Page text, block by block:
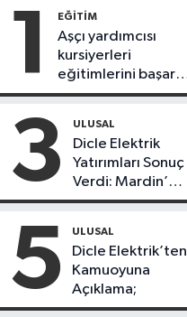
1 EĞİTİM
Aşçı yardımcısı
kursiyerleri
eğitimlerini başarı
ile tamamladı
3 ULUSAL
Dicle Elektrik
Yatırımları Sonuç
Verdi: Mardin’de
Kayıp Kaçak
Düşüş
5 ULUSAL
Dicle Elektrik’ten
Kamuoyuna
Açıklama;